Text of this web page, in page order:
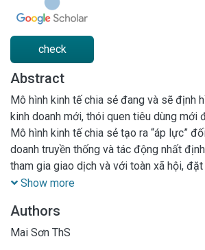
check
Abstract
Mô hình kinh tế chia sẻ đang và sẽ định
kinh doanh mới, thói quen tiêu dùng mới
Mô hình kinh tế chia sẻ tạo ra “áp lực”
doanh truyền thống và tác động nhất
tham gia giao dịch và với toàn xã hội,
thức cho công tác quản lý. Đó là, khó
căn cứ tính thuế; Hiện tượng thất thu thuế
đánh giá một số vấn đề liên quan đến
Show more
Authors
Mai Sơn ThS